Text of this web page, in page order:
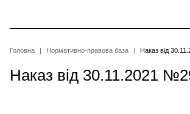
основного
Рядок
навіґації
Головна Нормативно-правова база Наказ від
Наказ від 30.11.2021